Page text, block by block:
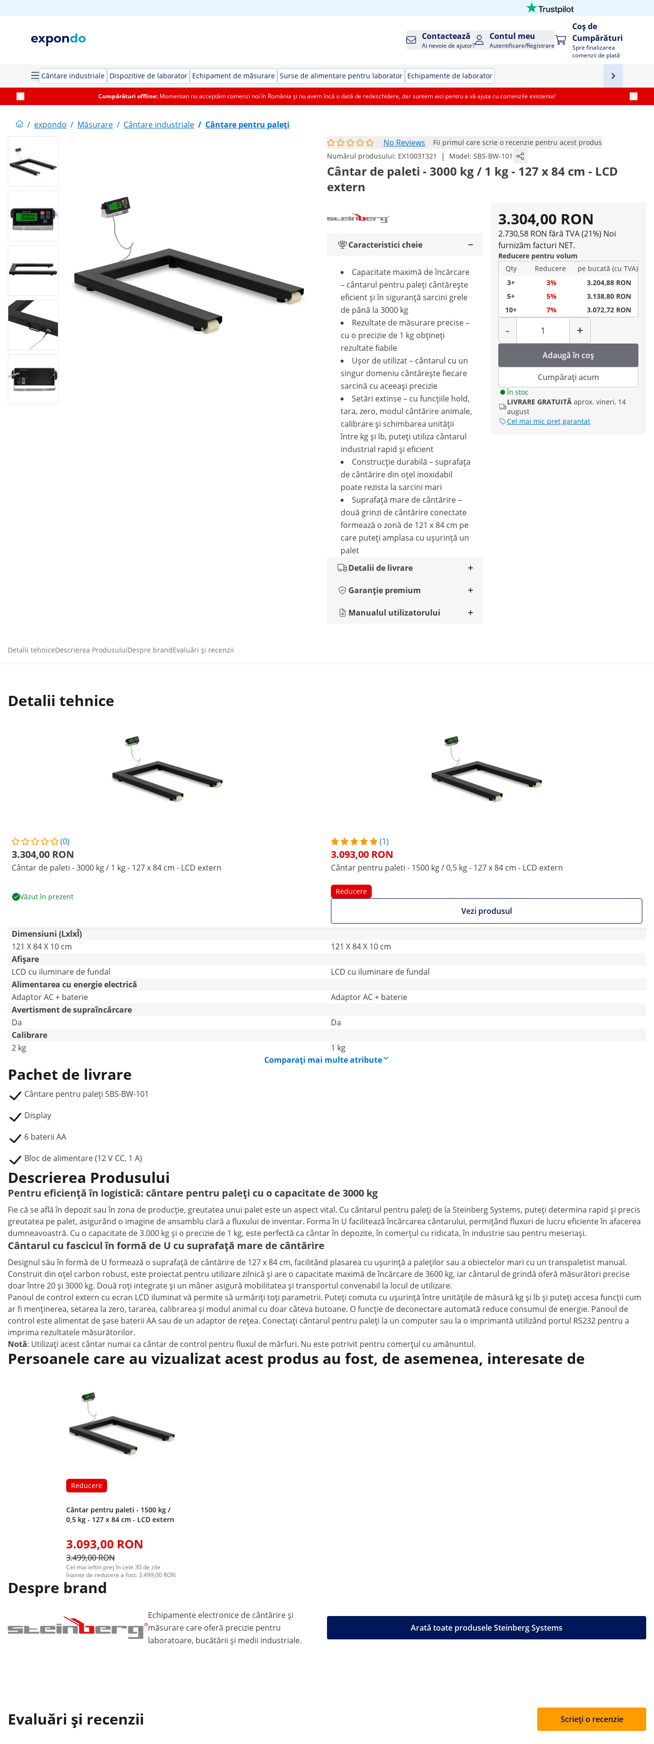
Contactează
Ai nevoie de ajutor?
Contul meu
Autentificare/Registrare
Coș de
Cumpărături
Spre finalizarea
comenzii de plată
Cântare industriale Dispozitive de laborator Echipament de măsurare Surse de alimentare pentru laborator Echipamente de laborator
Cumpărături offline: Momentan nu acceptăm comenzi noi în România și nu avem încă o dată de redeschidere, dar suntem aici pentru a vă ajuta cu comenzile existente!
/ expondo / Măsurare / Cântare industriale / Cântare pentru paleți
No Reviews
Fii primul care scrie o recenzie pentru acest produs
Numărul produsului: EX10031321 | Model: SBS-BW-101
Cântar de paleti - 3000 kg / 1 kg - 127 x 84 cm - LCD
extern
3.304,00 RON
2.730,58 RON fără TVA (21%) Noi
furnizăm facturi NET.
Reducere pentru volum
Qty
Reducere
pe bucată (cu TVA)
3+
3%
3.204,88 RON
5+
5%
3.138,80 RON
10+
7% 3.072,72 RON
-
Cantitate
+
Adaugă în coș
Cumpărați acum
În stoc
LIVRARE GRATUITĂ aprox. vineri, 14
august
Cel mai mic preț garantat
Caracteristici cheie
Capacitate maximă de încărcare
– cântarul pentru paleți cântărește
eficient și în siguranță sarcini grele
de până la 3000 kg
Rezultate de măsurare precise –
cu o precizie de 1 kg obțineți
rezultate fiabile
Ușor de utilizat – cântarul cu un
singur domeniu cântărește fiecare
sarcină cu aceeași precizie
Setări extinse – cu funcțiile hold,
tara, zero, modul cântărire animale,
calibrare și schimbarea unității
între kg și lb, puteți utiliza cântarul
industrial rapid și eficient
Construcție durabilă – suprafața
de cântărire din oțel inoxidabil
poate rezista la sarcini mari
Suprafață mare de cântărire –
două grinzi de cântărire conectate
formează o zonă de 121 x 84 cm pe
care puteți amplasa cu ușurință un
palet
Detalii de livrare
Garanție premium
Manualul utilizatorului
Detalii tehniceDescrierea ProdusuluiDespre brandEvaluări și recenzii
Detalii tehnice
(0)
3.304,00 RON
Cântar de paleti - 3000 kg / 1 kg - 127 x 84 cm - LCD extern
Văzut în prezent
(1)
3.093,00 RON
Cântar pentru paleti - 1500 kg / 0,5 kg - 127 x 84 cm - LCD extern
Reducere
Vezi produsul
Dimensiuni (LxlxÎ)
121 X 84 X 10 cm
121 X 84 X 10 cm
Afișare
LCD cu iluminare de fundal
LCD cu iluminare de fundal
Alimentarea cu energie electrică
Adaptor AC + baterie
Adaptor AC + baterie
Avertisment de supraîncărcare
Da
Da
Calibrare
2 kg
1 kg
Comparați mai multe atribute
Pachet de livrare
Cântare pentru paleți SBS-BW-101
Display
6 baterii AA
Bloc de alimentare (12 V CC, 1 A)
Descrierea Produsului
Pentru eficiență în logistică: cântare pentru paleți cu o capacitate de 3000 kg
Fie că se află în depozit sau în zona de producție, greutatea unui palet este un aspect vital. Cu cântarul pentru paleți de la Steinberg Systems, puteți determina rapid și precis
greutatea pe palet, asigurând o imagine de ansamblu clară a fluxului de inventar. Forma în U facilitează încărcarea cântarului, permițând fluxuri de lucru eficiente în afacerea
dumneavoastră. Cu o capacitate de 3.000 kg și o precizie de 1 kg, este perfectă ca cântar în depozite, în comerțul cu ridicata, în industrie sau pentru meseriași.
Cântarul cu fascicul în formă de U cu suprafață mare de cântărire
Designul său în formă de U formează o suprafață de cântărire de 127 x 84 cm, facilitând plasarea cu ușurință a paleților sau a obiectelor mari cu un transpaletist manual.
Construit din oțel carbon robust, este proiectat pentru utilizare zilnică și are o capacitate maximă de încărcare de 3600 kg, iar cântarul de grindă oferă măsurători precise
doar între 20 și 3000 kg. Două roți integrate și un mâner asigură mobilitatea și transportul convenabil la locul de utilizare.
Panoul de control extern cu ecran LCD iluminat vă permite să urmăriți toți parametrii. Puteți comuta cu ușurință între unitățile de măsură kg și lb și puteți accesa funcții cum
ar fi menținerea, setarea la zero, tararea, calibrarea și modul animal cu doar câteva butoane. O funcție de deconectare automată reduce consumul de energie. Panoul de
control este alimentat de șase baterii AA sau de un adaptor de rețea. Conectați cântarul pentru paleți la un computer sau la o imprimantă utilizând portul RS232 pentru a
imprima rezultatele măsurătorilor.
Notă: Utilizați acest cântar numai ca cântar de control pentru fluxul de mărfuri. Nu este potrivit pentru comerțul cu amănuntul.
Persoanele care au vizualizat acest produs au fost, de asemenea, interesate de
Reducere
Cântar pentru paleti - 1500 kg /
0,5 kg - 127 x 84 cm - LCD extern
3.093,00 RON
3.499,00 RON
Cel mai ieftin preț în cele 30 de zile
înainte de reducere a fost: 3.499,00 RON
Despre brand
Echipamente electronice de cântărire și
măsurare care oferă precizie pentru
laboratoare, bucătării și medii industriale.
Arată toate produsele Steinberg Systems
Evaluări și recenzii Scrieți o recenzie